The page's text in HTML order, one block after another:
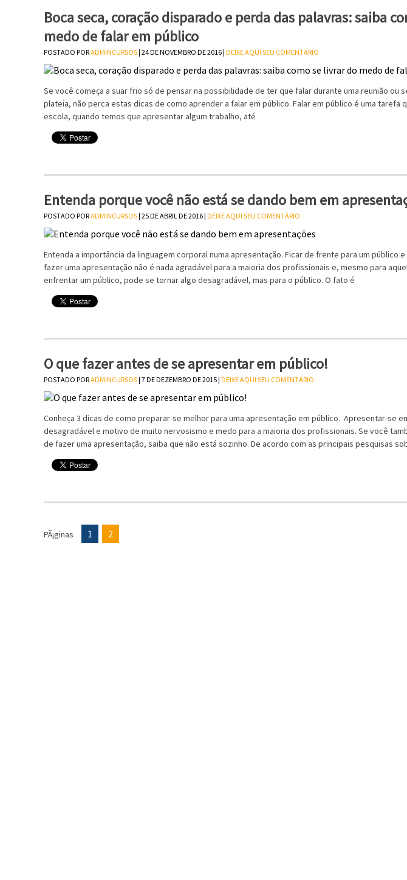
Boca seca, coração disparado e perda das palavras: saiba
medo de falar em público
POSTADO PORADMINCURSOS| 24 DE NOVEMBRO DE 2016 | DEIXE AQUI SEU COMENTÁRIO
Se você começa a suar frio só de pensar na possibilidade de ter que falar durante uma reunião ou
plateia, não perca estas dicas de como aprender a falar em público. Falar em público é uma tarefa
escola, quando temos que apresentar algum trabalho, até
Entenda porque você não está se dando bem em
POSTADO PORADMINCURSOS| 25 DE ABRIL DE 2016 | DEIXE AQUI SEU COMENTÁRIO
Entenda a importância da linguagem corporal numa apresentação. Ficar de frente para um público
fazer uma apresentação não é nada agradável para a maioria dos profissionais e, mesmo para
enfrentar um público, pode se tornar algo desagradável, mas para o público. O fato é
O que fazer antes de se apresentar em público!
POSTADO PORADMINCURSOS| 7 DE DEZEMBRO DE 2015 | DEIXE AQUI SEU COMENTÁRIO
Conheça 3 dicas de como preparar-se melhor para uma apresentação em público. Apresentar-se
desagradável e motivo de muito nervosismo e medo para a maioria dos profissionais. Se você
de fazer uma apresentação, saiba que não está sozinho. De acordo com as principais pesquisas
PÃ¡ginas 1 2